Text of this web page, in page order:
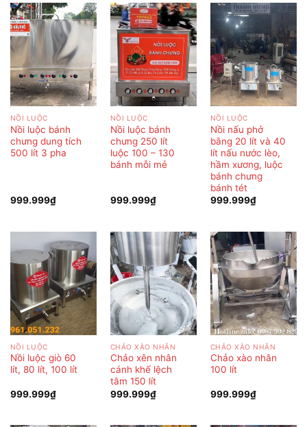
NỒI LUỘC
Nồi luộc bánh
chưng dung tích
500 lít 3 pha
999.999₫
NỒI LUỘC
Nồi luộc bánh
chưng 250 lít
luộc 100 – 130
bánh mỗi mẻ
999.999₫
NỒI LUỘC
Nồi nấu phở
bằng 20 lít và 40
lít nấu nước lèo,
hầm xương, luộc
bánh chưng
bánh tét
999.999₫
NỒI LUỘC
Nồi luộc giò 60
lít, 80 lít, 100 lít
999.999₫
CHẢO XÀO NHÂN
Chảo xên nhân
cánh khế lệch
tâm 150 lít
999.999₫
CHẢO XÀO NHÂN
Chảo xào nhân
100 lít
999.999₫